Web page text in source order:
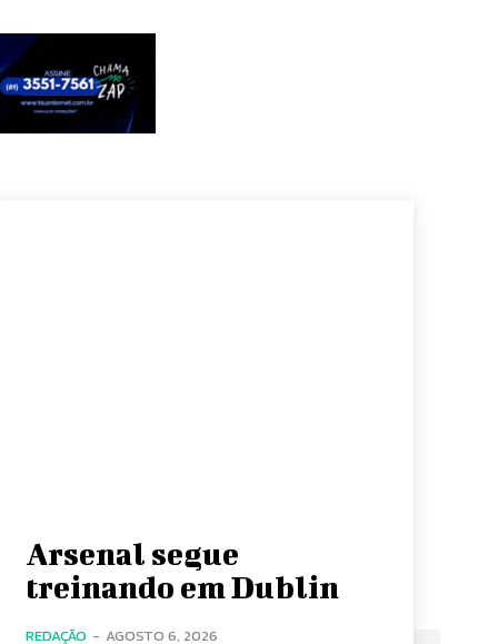
Arsenal segue
treinando em Dublin
REDAÇÃO - AGOSTO 6, 2026